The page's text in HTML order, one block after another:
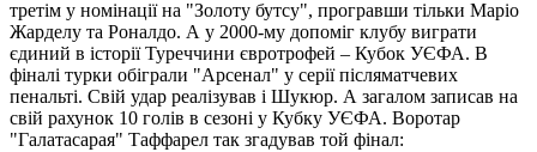
третім у номінації на "Золоту бутсу", програвши тільки Маріо
Жарделу та Роналдо. А у 2000-му допоміг клубу виграти
єдиний в історії Туреччини євротрофей – Кубок УЄФА. В
фіналі турки обіграли "Арсенал" у серії післяматчевих
пенальті. Свій удар реалізував і Шукюр. А загалом записав на
свій рахунок 10 голів в сезоні у Кубку УЄФА. Воротар
"Галатасарая" Таффарел так згадував той фінал: